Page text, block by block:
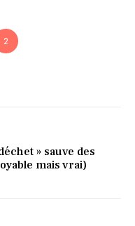
2
» sauve des
mais vrai)